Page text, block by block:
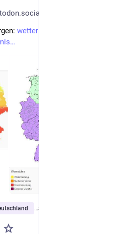
wetterkontor.de/warnungen/
…and 3 more